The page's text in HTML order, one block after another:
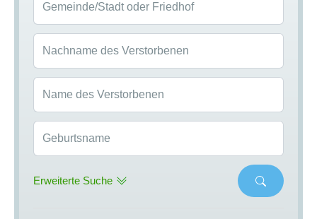
Gemeinde/Stadt oder Friedhof
Nachname des Verstorbenen
Name des Verstorbenen
Geburtsname
Erweiterte Suche